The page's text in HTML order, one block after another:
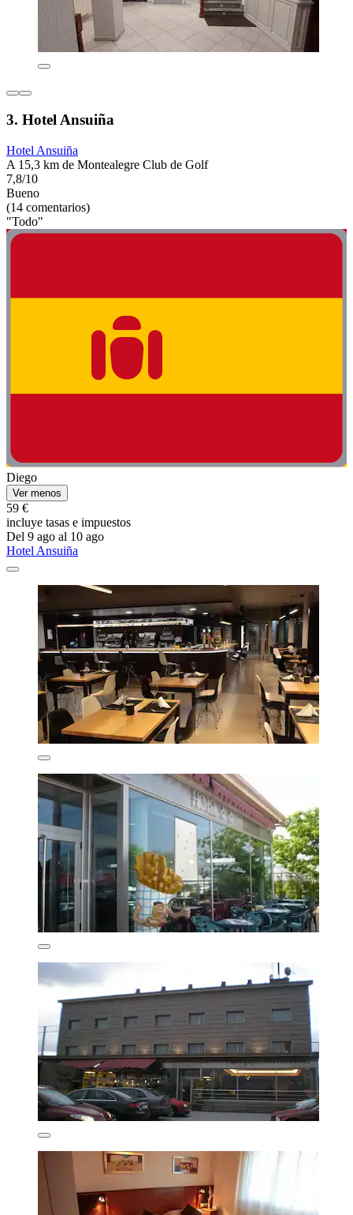
3. Hotel Ansuiña
Hotel Ansuiña
A 15,3 km de Montealegre Club de Golf
7,8/10
Bueno
(14 comentarios)
"Todo"
Diego
Ver menos
59 €
incluye tasas e impuestos
Del 9 ago al 10 ago
Hotel Ansuiña